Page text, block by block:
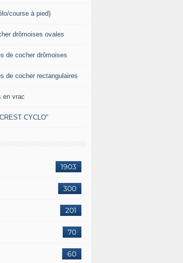
course à pied)
drômoises ovales
de cocher drômoises
de cocher rectangulaires
en vrac
CYCLO"
1903
300
201
70
60